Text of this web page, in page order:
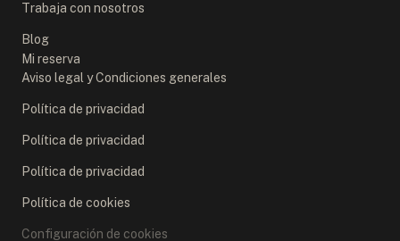
Trabaja con nosotros
Blog
Mi reserva
Aviso legal y Condiciones generales
Política de privacidad
Política de privacidad
Política de privacidad
Política de cookies
Configuración de cookies